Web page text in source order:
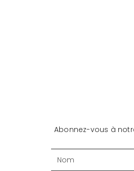
Abonnez-vous à